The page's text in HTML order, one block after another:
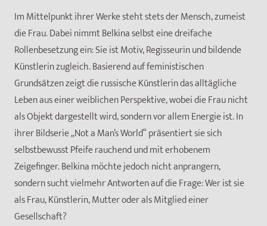
Im Mittelpunkt ihrer Werke steht stets der Mensch, zumeist
die Frau. Dabei nimmt Belkina selbst eine dreifache
Rollenbesetzung ein: Sie ist Motiv, Regisseurin und bildende
Künstlerin zugleich. Basierend auf feministischen
Grundsätzen zeigt die russische Künstlerin das alltägliche
Leben aus einer weiblichen Perspektive, wobei die Frau nicht
als Objekt dargestellt wird, sondern vor allem Energie ist. In
ihrer Bildserie „Not a Man’s World“ präsentiert sie sich
selbstbewusst Pfeife rauchend und mit erhobenem
Zeigefinger. Belkina möchte jedoch nicht anprangern,
sondern sucht vielmehr Antworten auf die Frage: Wer ist sie
als Frau, Künstlerin, Mutter oder als Mitglied einer
Gesellschaft?